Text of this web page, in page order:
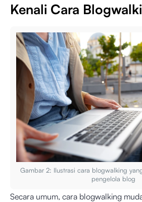
Kenali Cara
Gambar 2: Ilustrasi cara blogwalking
pengelola blog
Secara umum, cara blogwalking